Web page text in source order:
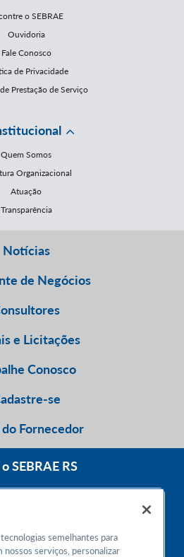
o SEBRAE
Ouvidoria
Fale Conosco
de Privacidade
Prestação de Serviço
Quem Somos
Organizacional
Atuação
Transparência
Notícias
de Negócios
e Licitações
Conosco
se
do Fornecedor
SEBRAE RS
24h
semelhantes para
nossos serviços, personalizar